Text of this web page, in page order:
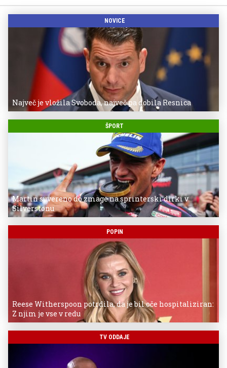
NOVICE
Največ je vložila Svoboda, največ pa dobila Resnica
ŠPORT
Martin suvereno do zmage na sprinterski dirki v
Silverstonu
POPIN
Reese Witherspoon potrdila, da je bil oče hospitaliziran:
Z njim je vse v redu
TV ODDAJE